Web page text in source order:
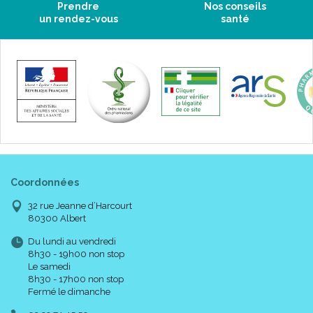
Nourrisson, enfant de moins de 3 à 6 ans.
Ne convient pas aux patients atteints de galactosémie.
Fortimel® Max doit être utilisé sous contrôle médical.
alimentation normale.
Pensez à boire suffisamment.
A conserver dans un endroit frais et sec.
Composition :
Prendre
un rendez-vous
Nos conseils
santé
Coordonnées
32 rue Jeanne d’Harcourt
80300 Albert
Du lundi au vendredi
8h30 - 19h00 non stop
Le samedi
8h30 - 17h00 non stop
Fermé le dimanche